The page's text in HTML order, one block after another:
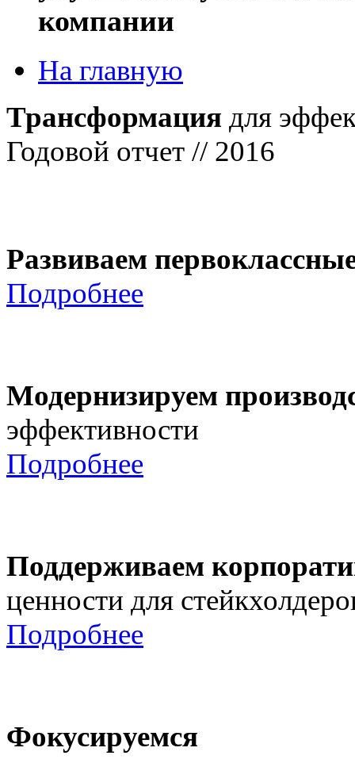
компании
На главную
Трансформация для
Годовой отчет // 2016
Развиваем
Подробнее
Модернизируем
эффективности
Подробнее
Поддерживаем
ценности для
Подробнее
Фокусируемся